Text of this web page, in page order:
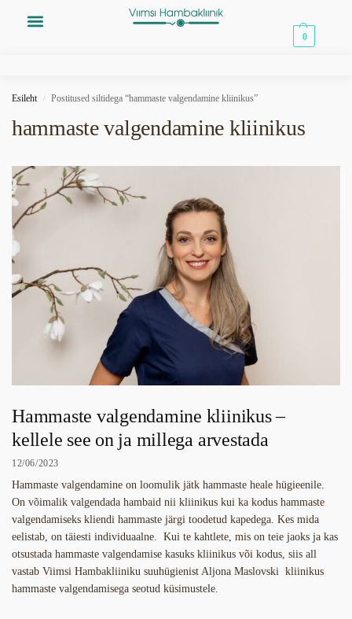
0
Esileht / Postitused siltidega “hammaste valgendamine kliinikus”
hammaste valgendamine kliinikus
Hammaste valgendamine kliinikus –
kellele see on ja millega arvestada
12/06/2023
Hammaste valgendamine on loomulik jätk hammaste heale hügieenile.
On võimalik valgendada hambaid nii kliinikus kui ka kodus hammaste
valgendamiseks kliendi hammaste järgi toodetud kapedega. Kes mida
eelistab, on täiesti individuaalne. Kui te kahtlete, mis on teie jaoks ja kas
otsustada hammaste valgendamise kasuks kliinikus või kodus, siis all
vastab Viimsi Hambakliiniku suuhügienist Aljona Maslovski kliinikus
hammaste valgendamisega seotud küsimustele.